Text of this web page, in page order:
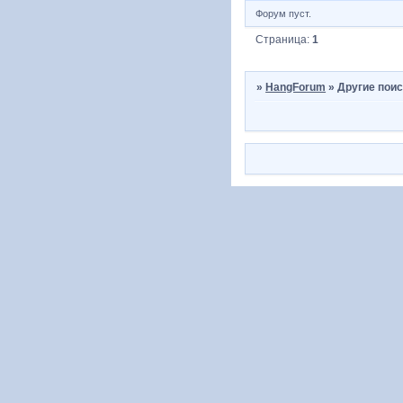
Форум пуст.
Страница:1
»HangForum »Другие